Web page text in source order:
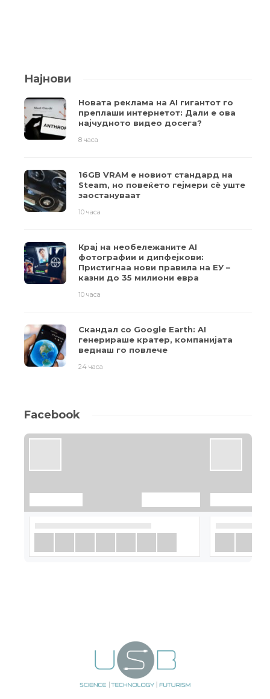
Најнови
Новата реклама на AI гигантот го
преплаши интернетот: Дали е ова
најчудното видео досега?
8 часа
16GB VRAM е новиот стандард на
Steam, но повеќето гејмери ​​сè уште
заостануваат
10 часа
Крај на необележаните AI
фотографии и дипфејкови:
Пристигнаа нови правила на ЕУ –
казни до 35 милиони евра
10 часа
Скандал со Google Earth: AI
генерираше кратер, компанијата
веднаш го повлече
24 часа
Facebook